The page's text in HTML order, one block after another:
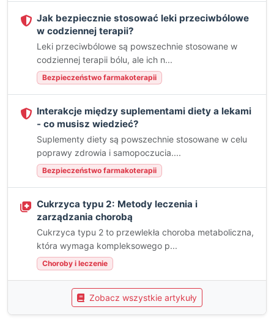
Jak bezpiecznie stosować leki przeciwbólowe
w codziennej terapii?
Leki przeciwbólowe są powszechnie stosowane w
codziennej terapii bólu, ale ich n...
Bezpieczeństwo farmakoterapii
Interakcje między suplementami diety a lekami
- co musisz wiedzieć?
Suplementy diety są powszechnie stosowane w celu
poprawy zdrowia i samopoczucia....
Bezpieczeństwo farmakoterapii
Cukrzyca typu 2: Metody leczenia i
zarządzania chorobą
Cukrzyca typu 2 to przewlekła choroba metaboliczna,
która wymaga kompleksowego p...
Choroby i leczenie
Zobacz wszystkie artykuły